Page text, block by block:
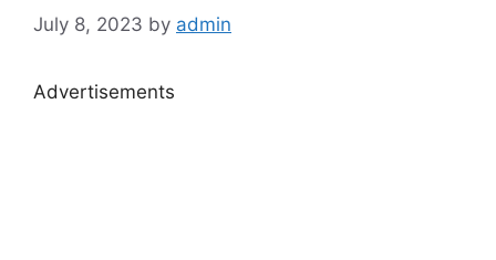
July 8, 2023 by admin
Advertisements